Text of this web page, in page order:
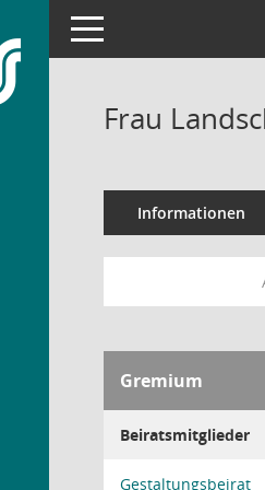
Toggle navigation
Frau
Informationen
Gremium
Beiratsmitglieder
Gestaltungsbeirat